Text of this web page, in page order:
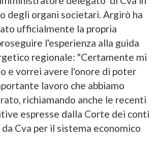
degli organi societari. Argirò ha
ufficialmente la propria
l'esperienza alla guida
regionale: "Certamente mi
e vorrei avere l'onore di poter
lavoro che abbiamo
richiamando anche le recenti
espresse dalla Corte dei conti
Cva per il sistema economico